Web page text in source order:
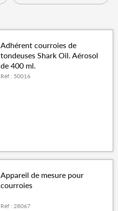
Adhérent courroies de
tondeuses Shark Oil. Aérosol
de 400 ml.
Réf : 50016
Appareil de mesure pour
courroies
Réf : 28067